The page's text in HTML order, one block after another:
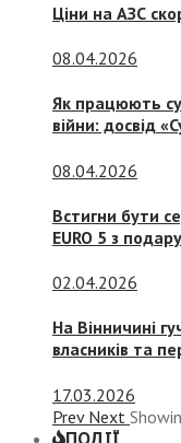
Ціни на АЗС
08.04.2026
Як працюють
війни: досвід
08.04.2026
Встигни бути
EURO 5 з
02.04.2026
На Вінничині
власників та
17.03.2026
Prev Next
ПОДІЇ